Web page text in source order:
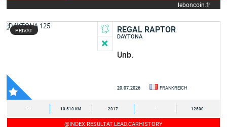
leboncoin.fr
PRIVAT REGAL RAPTOR
DAYTONA
Unb.
20.07.2026 FRANKREICH
- 10.510 KM 2017 - 12500
@INDEX.RESULTAT.LEAD.CARHISTORY